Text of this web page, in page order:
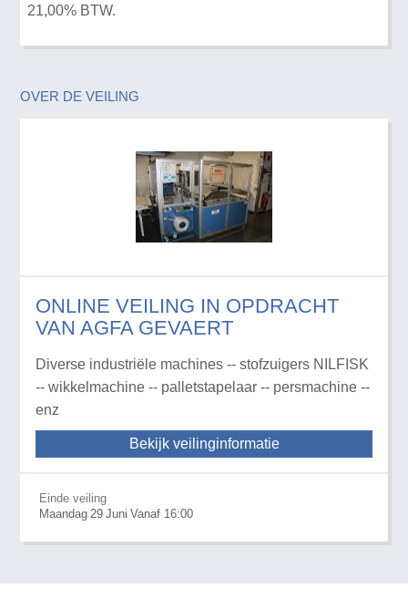
21,00% BTW.
OVER DE VEILING
ONLINE VEILING IN OPDRACHT
VAN AGFA GEVAERT
Diverse industriële machines -- stofzuigers NILFISK
-- wikkelmachine -- palletstapelaar -- persmachine --
enz
Bekijk veilinginformatie
Einde veiling
Maandag 29 Juni Vanaf 16:00